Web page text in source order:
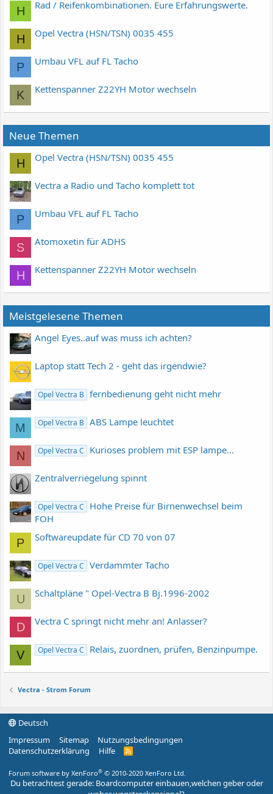
H Rad / Reifenkombinationen. Eure Erfahrungswerte.
H Opel Vectra (HSN/TSN) 0035 455
P Umbau VFL auf FL Tacho
K Kettenspanner Z22YH Motor wechseln
Neue Themen
H Opel Vectra (HSN/TSN) 0035 455
Vectra a Radio und Tacho komplett tot
P Umbau VFL auf FL Tacho
S Atomoxetin für ADHS
H Kettenspanner Z22YH Motor wechseln
Meistgelesene Themen
Angel Eyes..auf was muss ich achten?
Laptop statt Tech 2 - geht das irgendwie?
Opel Vectra B fernbedienung geht nicht mehr
M Opel Vectra B ABS Lampe leuchtet
N Opel Vectra C Kurioses problem mit ESP lampe...
Zentralverriegelung spinnt
Opel Vectra C
Hohe Preise für Birnenwechsel beim
FOH
P Softwareupdate für CD 70 von 07
Opel Vectra C Verdammter Tacho
U Schaltpläne " Opel-Vectra B Bj.1996-2002
D Vectra C springt nicht mehr an! Anlasser?
V Opel Vectra C Relais, zuordnen, prüfen, Benzinpumpe.
Vectra - Strom Forum
Deutsch
Impressum
Sitemap
Nutzungsbedingungen
Datenschutzerklärung
Hilfe
R
Forum software by XenForo® © 2010-2020 XenForo Ltd.
Du betrachtest gerade: Boardcomputer einbauen,welchen geber oder